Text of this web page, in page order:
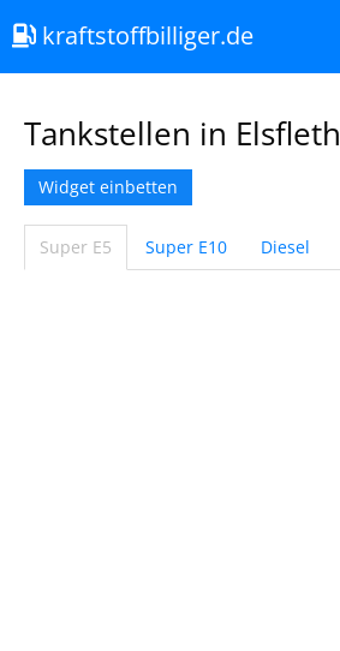
kraftstoffbilliger.de
Tankstellen in Elsfleth
Widget einbetten
Super E5 Super E10 Diesel